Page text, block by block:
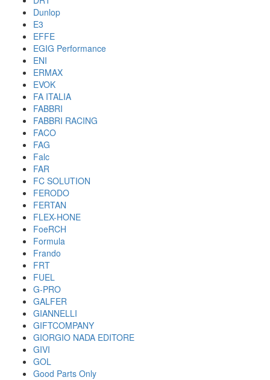
Dunlop
E3
EFFE
EGIG Performance
ENI
ERMAX
EVOK
FA ITALIA
FABBRI
FABBRI RACING
FACO
FAG
Falc
FAR
FC SOLUTION
FERODO
FERTAN
FLEX-HONE
FoeRCH
Formula
Frando
FRT
FUEL
G-PRO
GALFER
GIANNELLI
GIFTCOMPANY
GIORGIO NADA EDITORE
GIVI
GOL
Good Parts Only